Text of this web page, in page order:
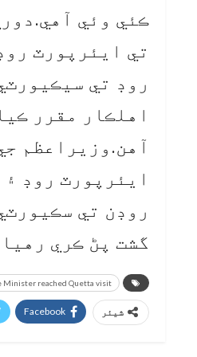
ڪئي وئي
تي ايئرپورٽ
روڊ تي
اهلڪار مقرر
آهن.وزيراعظم
ايئرپورٽ روڊ
روڊن تي
گشت پڻ ڪري
Minister reached Quetta visit
شیئر Facebook